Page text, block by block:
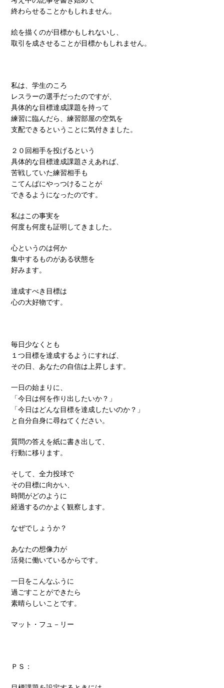
終わらせることかもしれません。
絵を描くのが目標かもしれないし、
取引を成させることが目標かもしれません。
私は、学生のころ
レスラーの選手だったのですが、
具体的な目標達成課題を持って
練習に臨んだら、練習部屋の空気を
支配できるということに気付きました。
２０回相手を投げるという
具体的な目標達成課題さえあれば、
苦戦していた練習相手も
こてんぱにやっつけることが
できるようになったのです。
私はこの事実を
何度も何度も証明してきました。
心というのは何か
集中するものがある状態を
好みます。
達成すべき目標は
心の大好物です。
毎日少なくとも
１つ目標を達成するようにすれば、
その日、あなたの自信は上昇します。
一日の始まりに、
「今日は何を作り出したいか？」
「今日はどんな目標を達成したいのか？」
と自分自身に尋ねてください。
質問の答えを紙に書き出して、
行動に移ります。
そして、全力投球で
その目標に向かい、
時間がどのように
経過するのかよく観察します。
なぜでしょうか？
あなたの想像力が
活発に働いているからです。
一日をこんなふうに
過ごすことができたら
素晴らしいことです。
マット・フュ－リー
ＰＳ：